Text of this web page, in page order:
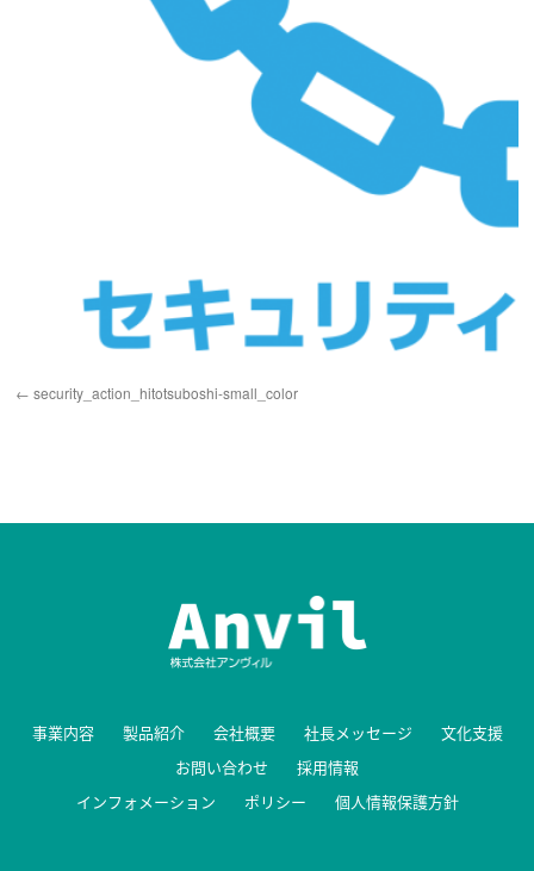
security_action_hitotsuboshi-small_color
事業内容 製品紹介 会社概要 社長メッセージ
文化支援
お問い合わせ
採用情報
インフォメーション
ポリシー 個人情報保護方針